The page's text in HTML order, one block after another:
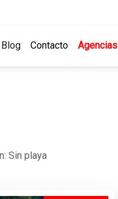
Blog Contacto Agencias
Sin playa